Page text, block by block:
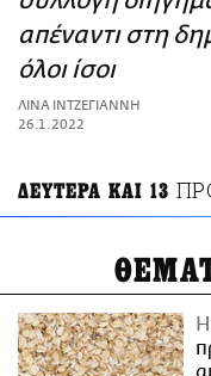
ΑΜΠΑ
PRINT
απέναντι στη
όλοι ίσοι
ΛΙΝΑ ΙΝΤΖΕΓΙΑΝΝΗ
26.1.2022
ΔΕΥΤΕΡΑ ΚΑΙ 13